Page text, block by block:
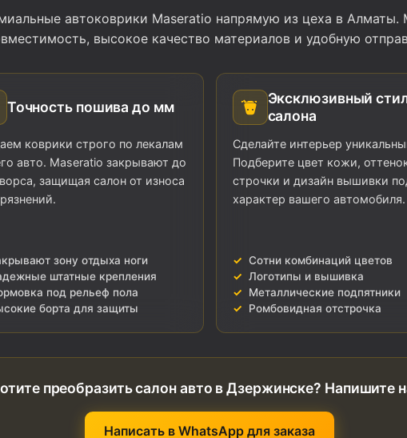
автоковрики Maseratio напрямую из цеха в Алматы.
высокое качество материалов и удобную
Точность пошива до мм
коврики строго по лекалам
авто. Maseratio закрывают до
защищая салон от износа
зону отдыха ноги
штатные крепления
под рельеф пола
борта для защиты
Эксклюзивный
салона
Сделайте интерьер
Подберите цвет кожи,
строчки и дизайн вышивки
характер вашего автомобиля.
Сотни комбинаций цветов
Логотипы и вышивка
Металлические подпятники
Ромбовидная отстрочка
преобразить салон авто в Дзержинске? Напишите
Написать в WhatsApp для заказа